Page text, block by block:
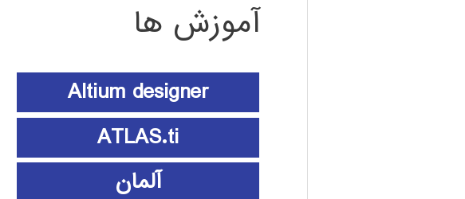
آموزش ها
Altium designer
ATLAS.ti
آلمان